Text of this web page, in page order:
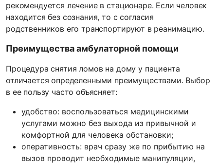
рекомендуется лечение в стационаре. Если человек
находится без сознания, то с согласия
родственников его транспортируют в реанимацию.
Преимущества амбулаторной помощи
Процедура снятия ломов на дому у пациента
отличается определенными преимуществами. Выбор
в ее пользу часто объясняет:
удобство: воспользоваться медицинскими
услугами можно без выхода из привычной и
комфортной для человека обстановки;
оперативность: врач сразу же по прибытию на
вызов проводит необходимые манипуляции,